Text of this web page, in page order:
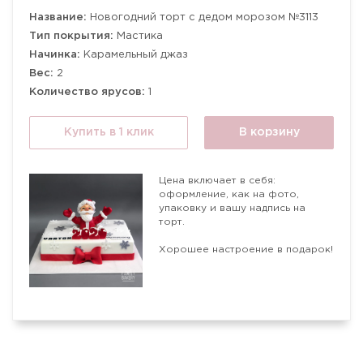
Название: Новогодний торт с дедом морозом №3113
Тип покрытия: Мастика
Начинка: Карамельный джаз
Вес: 2
Количество ярусов: 1
Купить в 1 клик В корзину
Цена включает в себя:
оформление, как на фото,
упаковку и вашу надпись на
торт.
Хорошее настроение в подарок!